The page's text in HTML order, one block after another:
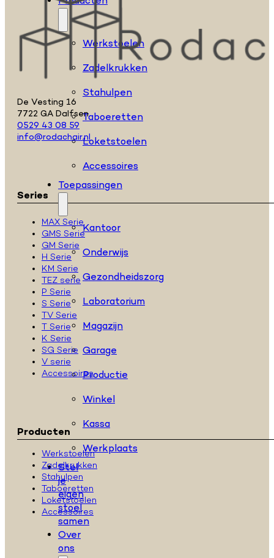
Werkstoelen
Zadelkrukken
Stahulpen
Taboeretten
Loketstoelen
Accessoires
Toepassingen
Kantoor
Onderwijs
Gezondheidszorg
Laboratorium
Magazijn
Garage
Productie
Winkel
Kassa
Werkplaats
Stel
je
eigen
stoel
samen
Over
ons
De Vesting 16
7722 GA Dalfsen
0529 43 08 59
info@rodachair.nl
Series
MAX Serie
GMS Serie
GM Serie
H Serie
KM Serie
TEZ serie
P Serie
S Serie
TV Serie
T Serie
K Serie
SG Serie
V serie
Accessoires
Producten
Werkstoelen
Zadelkrukken
Stahulpen
Taboeretten
Loketstoelen
Accessoires